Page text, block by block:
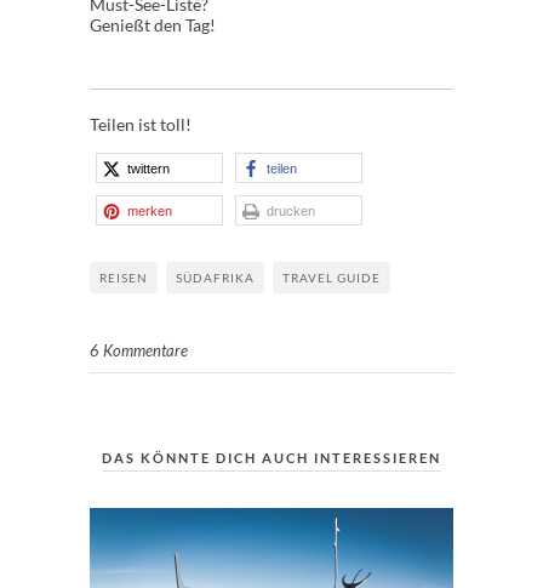
Must-See-Liste?
Genießt den Tag!
Teilen ist toll!
twittern teilen
merken drucken
REISEN SÜDAFRIKA TRAVEL GUIDE
6 Kommentare
DAS KÖNNTE DICH AUCH INTERESSIEREN